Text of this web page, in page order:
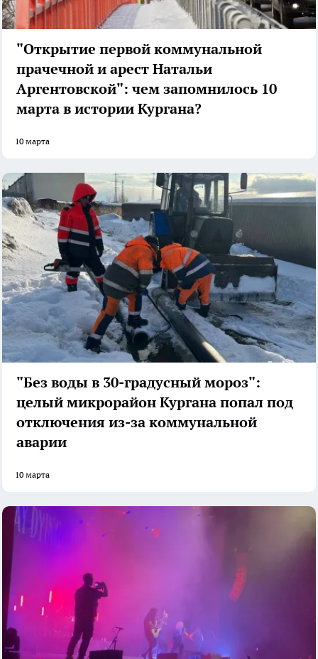
"Открытие первой коммунальной
прачечной и арест Натальи
Аргентовской": чем запомнилось 10
марта в истории Кургана?
10 марта
"Без воды в 30-градусный мороз":
целый микрорайон Кургана попал под
отключения из-за коммунальной
аварии
10 марта